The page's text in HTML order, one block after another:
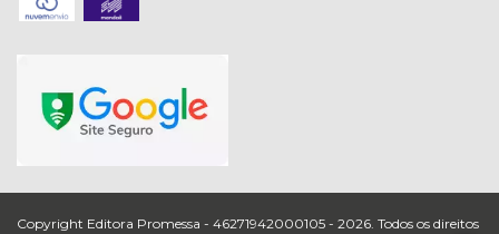
Copyright Editora Promessa - 46271942000105 - 2026. Todos os direitos